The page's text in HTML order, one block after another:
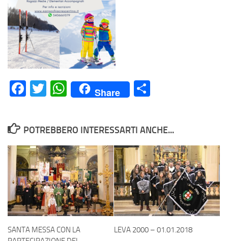
Facebook
Twitter
WhatsApp
Share
POTREBBERO INTERESSARTI ANCHE...
SANTA MESSA CON LA
LEVA 2000 – 01.01.2018